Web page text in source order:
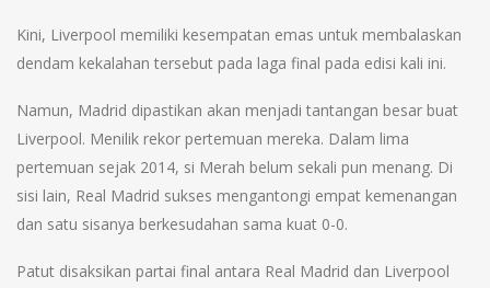
Kini, Liverpool memiliki kesempatan emas untuk membalaskan
dendam kekalahan tersebut pada laga final pada edisi kali ini.
Namun, Madrid dipastikan akan menjadi tantangan besar buat
Liverpool. Menilik rekor pertemuan mereka. Dalam lima
pertemuan sejak 2014, si Merah belum sekali pun menang. Di
sisi lain, Real Madrid sukses mengantongi empat kemenangan
dan satu sisanya berkesudahan sama kuat 0-0.
Patut disaksikan partai final antara Real Madrid dan Liverpool